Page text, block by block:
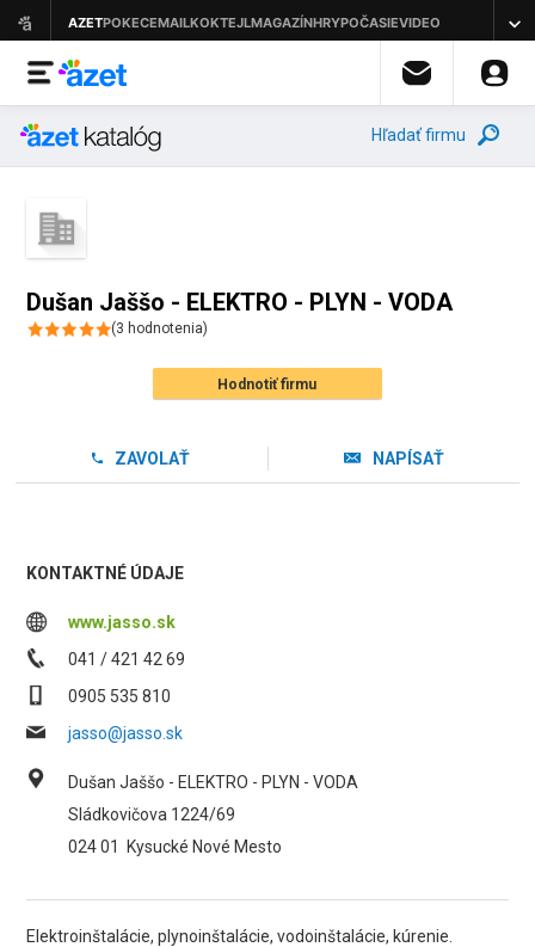
Hľadať firmu
Dušan Jaššo - ELEKTRO - PLYN - VODA
(3 hodnotenia)
Hodnotiť firmu
ZAVOLAŤ NAPÍSAŤ
KONTAKTNÉ ÚDAJE
www.jasso.sk
041 / 421 42 69
0905 535 810
jasso@jasso.sk
Dušan Jaššo - ELEKTRO - PLYN - VODA
Sládkovičova 1224/69
024 01
Kysucké Nové Mesto
Elektroinštalácie, plynoinštalácie, vodoinštalácie, kúrenie.